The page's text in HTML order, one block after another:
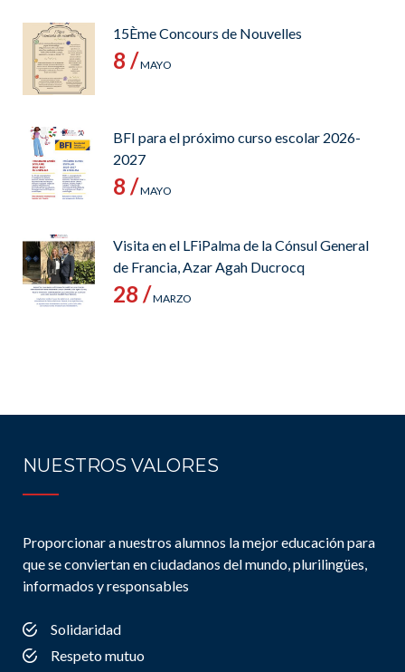
15Ème Concours de Nouvelles
8 /MAYO
BFI para el próximo curso escolar 2026-
2027
8 /MAYO
Visita en el LFiPalma de la Cónsul General
de Francia, Azar Agah Ducrocq
28 /MARZO
NUESTROS VALORES
Proporcionar a nuestros alumnos la mejor educación para
que se conviertan en ciudadanos del mundo, plurilingües,
informados y responsables
Solidaridad
Respeto mutuo